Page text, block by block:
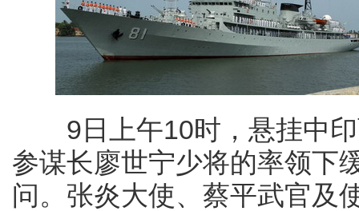
9日上午10时，悬挂中印
参谋长廖世宁少将的率领下
问。张炎大使、蔡平武官及